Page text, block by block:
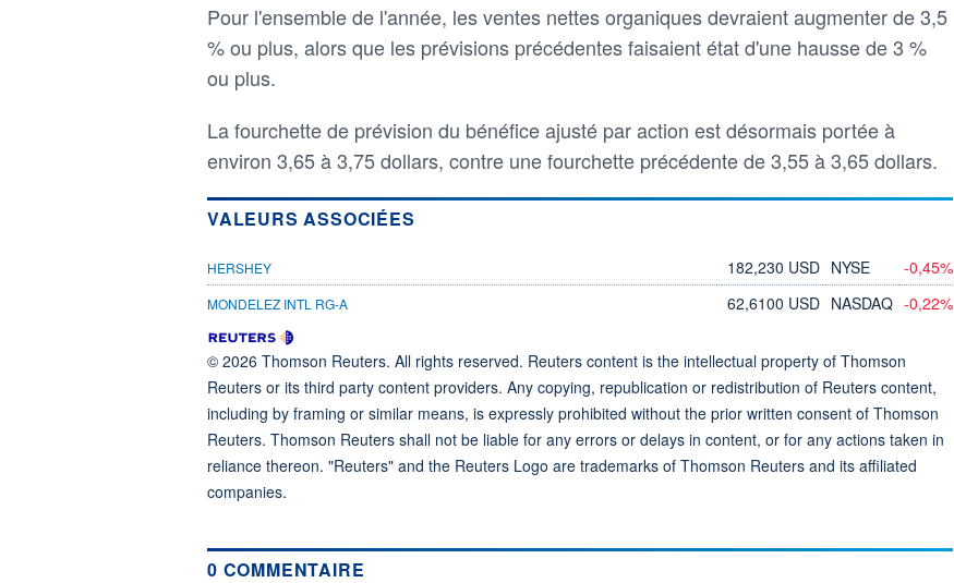
Pour l'ensemble de l'année, les ventes nettes organiques devraient augmenter de 3,5
% ou plus, alors que les prévisions précédentes faisaient état d'une hausse de 3 %
ou plus.
La fourchette de prévision du bénéfice ajusté par action est désormais portée à
environ 3,65 à 3,75 dollars, contre une fourchette précédente de 3,55 à 3,65 dollars.
VALEURS ASSOCIÉES
HERSHEY 182,230 USD NYSE -0,45%
MONDELEZ INTL RG-A 62,6100 USD NASDAQ -0,22%
© 2026 Thomson Reuters. All rights reserved. Reuters content is the intellectual property of Thomson
Reuters or its third party content providers. Any copying, republication or redistribution of Reuters content,
including by framing or similar means, is expressly prohibited without the prior written consent of Thomson
Reuters. Thomson Reuters shall not be liable for any errors or delays in content, or for any actions taken in
reliance thereon. "Reuters" and the Reuters Logo are trademarks of Thomson Reuters and its affiliated
companies.
0 COMMENTAIRE